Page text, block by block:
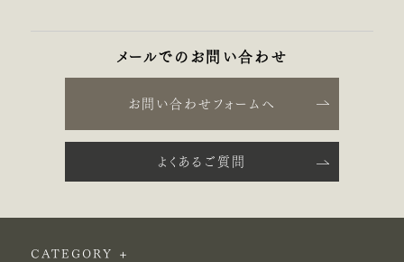
メールでのお問い合わせ
お問い合わせフォームへ
よくあるご質問
CATEGORY